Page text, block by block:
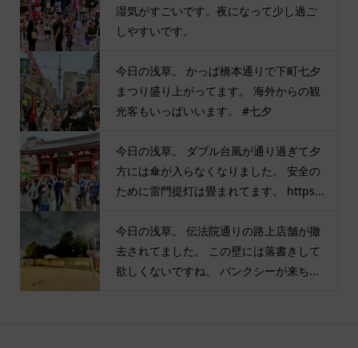
湿気がすごいです。夜になって少し過ご
しやすいです。
今日の浅草。 かっぱ橋本通りで下町七夕
まつり盛り上がってます。 海外からの観
光客もいっぱいいます。 #七夕
今日の浅草。 ダブル台風が通り過ぎて夕
方には傘が入らなくなりました。 安全の
ために雷門提灯は畳まれてます。 https...
今日の浅草。 伝法院通りの路上店舗が撤
去されてました。 この壁には落書きして
欲しくないですね。 バンクシーが来ち...